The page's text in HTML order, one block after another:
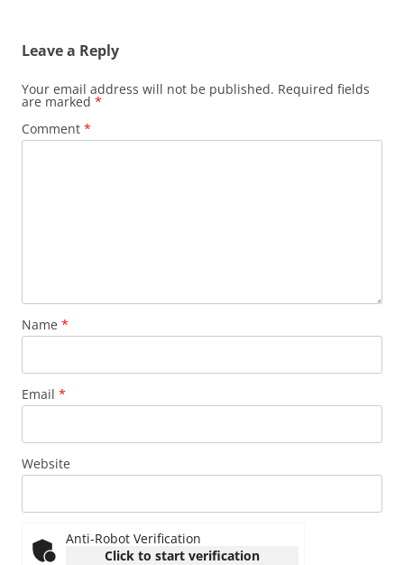
Leave a Reply
Your email address will not be published. Required fields
are marked *
Comment *
Name *
Email *
Website
Anti-Robot Verification
Click to start verification